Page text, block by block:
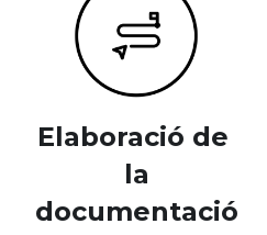
Elaboració de
la
documentació